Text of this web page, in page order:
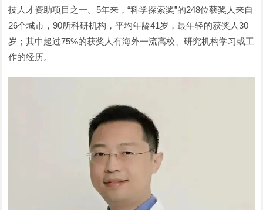
技人才资助项目之一。5年来，“科学探索奖”的248位获奖人来自
26个城市，90所科研机构，平均年龄41岁，最年轻的获奖人30
岁；其中超过75%的获奖人有海外一流高校、研究机构学习或工
作的经历。